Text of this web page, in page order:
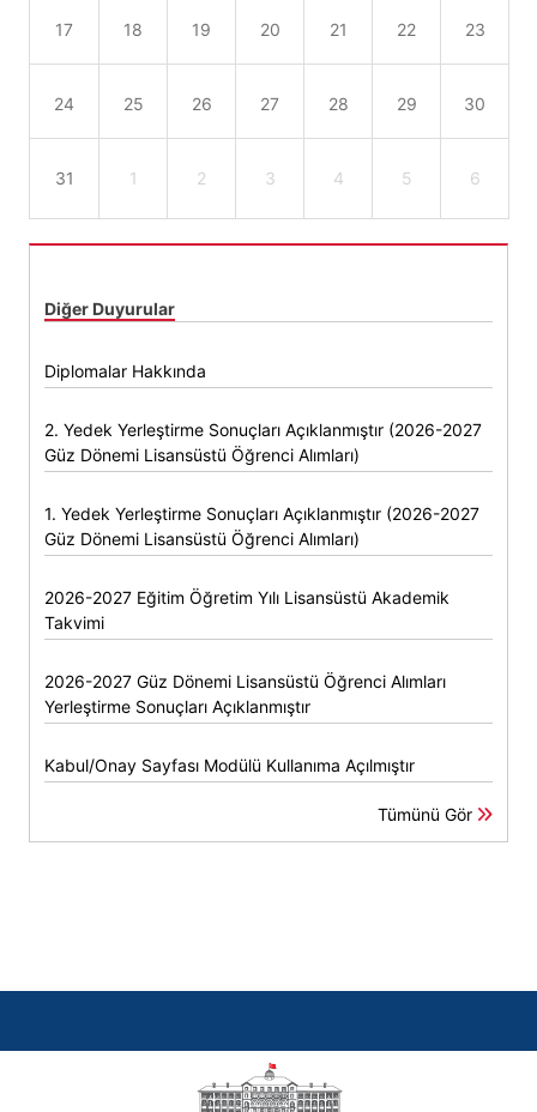
17 18 19 20 21 22 23
24 25 26 27 28 29 30
31 1 2 3 4 5 6
Diğer Duyurular
Diplomalar Hakkında
2. Yedek Yerleştirme Sonuçları Açıklanmıştır (2026-2027
Güz Dönemi Lisansüstü Öğrenci Alımları)
1. Yedek Yerleştirme Sonuçları Açıklanmıştır (2026-2027
Güz Dönemi Lisansüstü Öğrenci Alımları)
2026-2027 Eğitim Öğretim Yılı Lisansüstü Akademik
Takvimi
2026-2027 Güz Dönemi Lisansüstü Öğrenci Alımları
Yerleştirme Sonuçları Açıklanmıştır
Kabul/Onay Sayfası Modülü Kullanıma Açılmıştır
Tümünü Gör